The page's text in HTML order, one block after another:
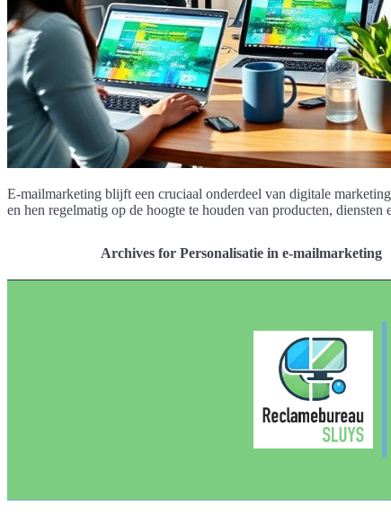
E-mailmarketing blijft een cruciaal onderdeel van digitale
en hen regelmatig op de hoogte te houden van producten,
Archives for Personalisatie in e-mailmarketing